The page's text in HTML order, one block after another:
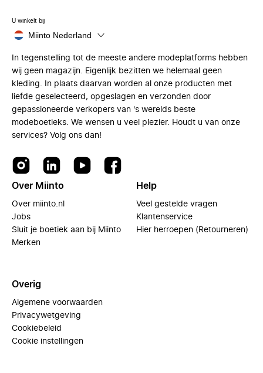
U winkelt bij
Miinto Nederland
In tegenstelling tot de meeste andere modeplatforms hebben
wij geen magazijn. Eigenlijk bezitten we helemaal geen
kleding. In plaats daarvan worden al onze producten met
liefde geselecteerd, opgeslagen en verzonden door
gepassioneerde verkopers van 's werelds beste
modeboetieks. We wensen u veel plezier. Houdt u van onze
services? Volg ons dan!
Over Miinto
Over miinto.nl
Jobs
Sluit je boetiek aan bij Miinto
Merken
Help
Veel gestelde vragen
Klantenservice
Hier herroepen (Retourneren)
Overig
Algemene voorwaarden
Privacywetgeving
Cookiebeleid
Cookie instellingen